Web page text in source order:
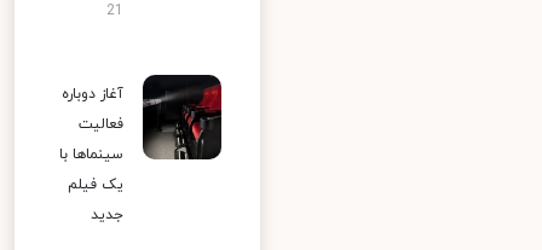
آغاز دوباره
فعالیت
سینماها با
یک فیلم
جدید